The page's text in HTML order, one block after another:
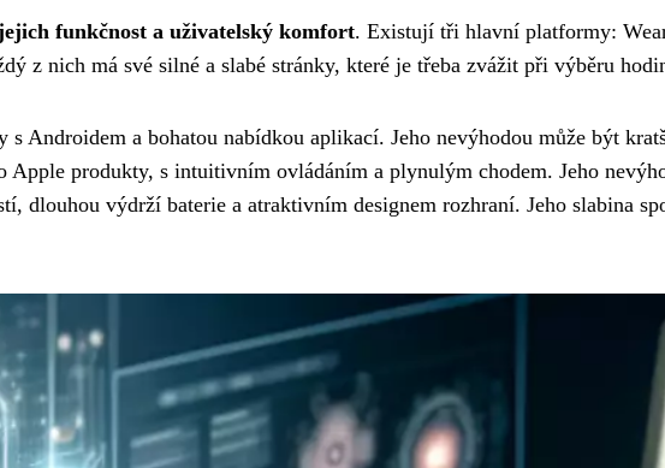
funkčnost a uživatelský komfort. Existují tři hlavní platformy:
z nich má své silné a slabé stránky, které je třeba zvážit při výběru
Androidem a bohatou nabídkou aplikací. Jeho nevýhodou může být
Apple produkty, s intuitivním ovládáním a plynulým chodem. Jeho
dlouhou výdrží baterie a atraktivním designem rozhraní. Jeho slabina